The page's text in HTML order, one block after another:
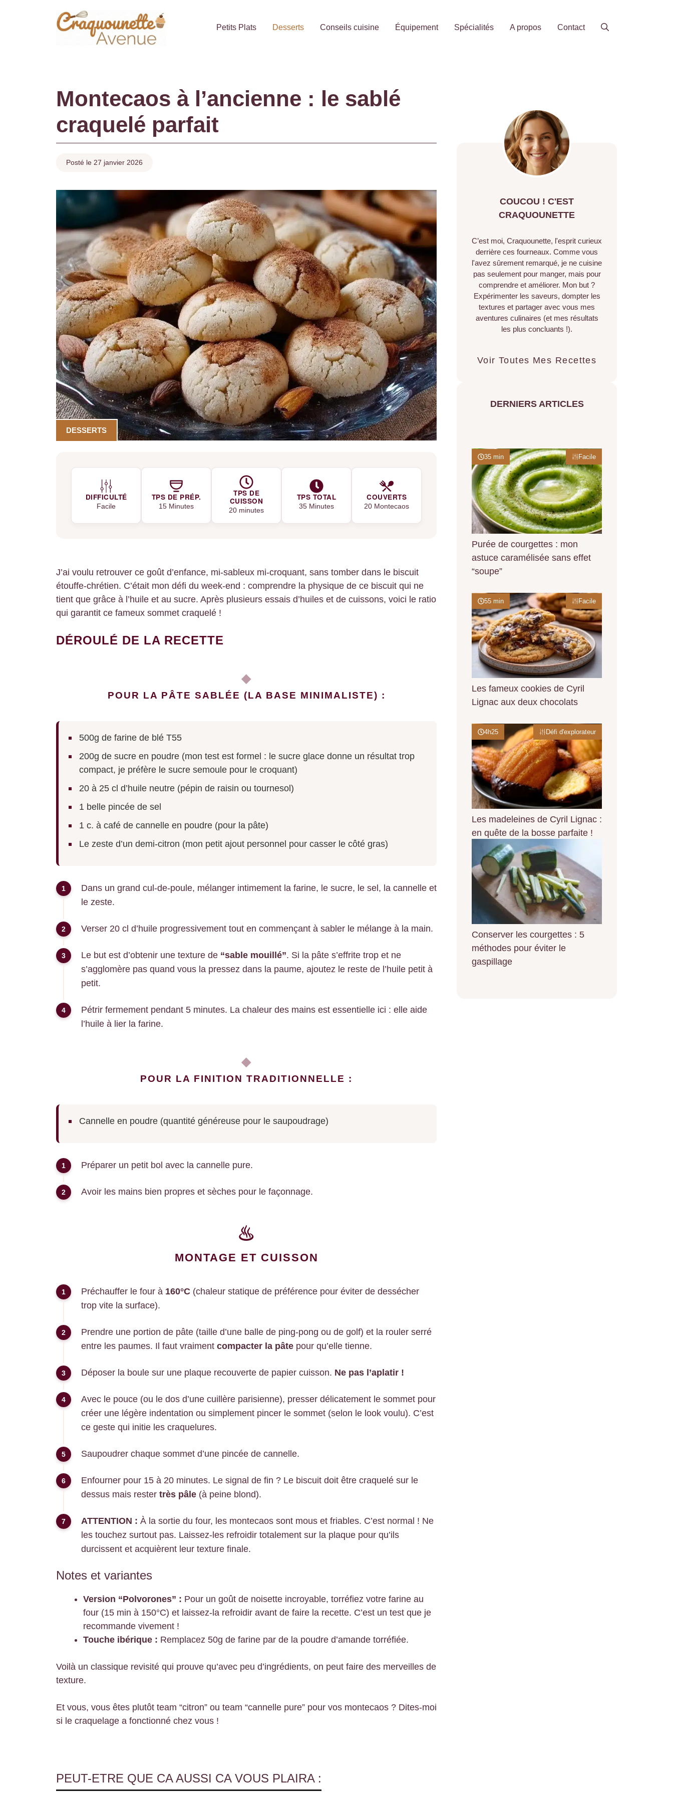
Petits Plats Desserts Conseils cuisine Équipement Spécialités A propos Contact
Montecaos à l’ancienne : le sablé
craquelé parfait
Posté le 27 janvier 2026
DESSERTS
DIFFICULTÉ
Facile
TPS DE PRÉP.
15 Minutes
TPS DE
CUISSON
20 minutes
TPS TOTAL
35 Minutes
COUVERTS
20 Montecaos
J’ai voulu retrouver ce goût d’enfance, mi-sableux mi-croquant, sans tomber dans le biscuit
étouffe-chrétien. C’était mon défi du week-end : comprendre la physique de ce biscuit qui ne
tient que grâce à l’huile et au sucre. Après plusieurs essais d’huiles et de cuissons, voici le ratio
qui garantit ce fameux sommet craquelé !
DÉROULÉ DE LA RECETTE
POUR LA PÂTE SABLÉE (LA BASE MINIMALISTE) :
500g de farine de blé T55
200g de sucre en poudre (mon test est formel : le sucre glace donne un résultat trop
compact, je préfère le sucre semoule pour le croquant)
20 à 25 cl d’huile neutre (pépin de raisin ou tournesol)
1 belle pincée de sel
1 c. à café de cannelle en poudre (pour la pâte)
Le zeste d’un demi-citron (mon petit ajout personnel pour casser le côté gras)
Dans un grand cul-de-poule, mélanger intimement la farine, le sucre, le sel, la cannelle et
le zeste.
Verser 20 cl d’huile progressivement tout en commençant à sabler le mélange à la main.
Le but est d’obtenir une texture de “sable mouillé”. Si la pâte s’effrite trop et ne
s’agglomère pas quand vous la pressez dans la paume, ajoutez le reste de l’huile petit à
petit.
Pétrir fermement pendant 5 minutes. La chaleur des mains est essentielle ici : elle aide
l’huile à lier la farine.
POUR LA FINITION TRADITIONNELLE :
Cannelle en poudre (quantité généreuse pour le saupoudrage)
Préparer un petit bol avec la cannelle pure.
Avoir les mains bien propres et sèches pour le façonnage.
MONTAGE ET CUISSON
Préchauffer le four à 160°C (chaleur statique de préférence pour éviter de dessécher
trop vite la surface).
Prendre une portion de pâte (taille d’une balle de ping-pong ou de golf) et la rouler serré
entre les paumes. Il faut vraiment compacter la pâte pour qu’elle tienne.
Déposer la boule sur une plaque recouverte de papier cuisson. Ne pas l’aplatir !
Avec le pouce (ou le dos d’une cuillère parisienne), presser délicatement le sommet pour
créer une légère indentation ou simplement pincer le sommet (selon le look voulu). C’est
ce geste qui initie les craquelures.
Saupoudrer chaque sommet d’une pincée de cannelle.
Enfourner pour 15 à 20 minutes. Le signal de fin ? Le biscuit doit être craquelé sur le
dessus mais rester très pâle (à peine blond).
ATTENTION : À la sortie du four, les montecaos sont mous et friables. C’est normal ! Ne
les touchez surtout pas. Laissez-les refroidir totalement sur la plaque pour qu’ils
durcissent et acquièrent leur texture finale.
Notes et variantes
Version “Polvorones” : Pour un goût de noisette incroyable, torréfiez votre farine au
four (15 min à 150°C) et laissez-la refroidir avant de faire la recette. C’est un test que je
recommande vivement !
Touche ibérique : Remplacez 50g de farine par de la poudre d’amande torréfiée.
Voilà un classique revisité qui prouve qu’avec peu d’ingrédients, on peut faire des merveilles de
texture.
Et vous, vous êtes plutôt team “citron” ou team “cannelle pure” pour vos montecaos ? Dites-moi
si le craquelage a fonctionné chez vous !
PEUT-ETRE QUE CA AUSSI CA VOUS PLAIRA :
COUCOU ! C'EST
CRAQUOUNETTE
C’est moi, Craquounette, l'esprit curieux
derrière ces fourneaux. Comme vous
l'avez sûrement remarqué, je ne cuisine
pas seulement pour manger, mais pour
comprendre et améliorer. Mon but ?
Expérimenter les saveurs, dompter les
textures et partager avec vous mes
aventures culinaires (et mes résultats
les plus concluants !).
Voir Toutes Mes Recettes
DERNIERS ARTICLES
35 min Facile
Purée de courgettes : mon
astuce caramélisée sans effet
“soupe”
55 min Facile
Les fameux cookies de Cyril
Lignac aux deux chocolats
4h25 Défi d'explorateur
Les madeleines de Cyril Lignac :
en quête de la bosse parfaite !
Conserver les courgettes : 5
méthodes pour éviter le
gaspillage